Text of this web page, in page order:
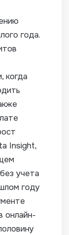
года.
когда
Insight,
учета
году
онлайн-